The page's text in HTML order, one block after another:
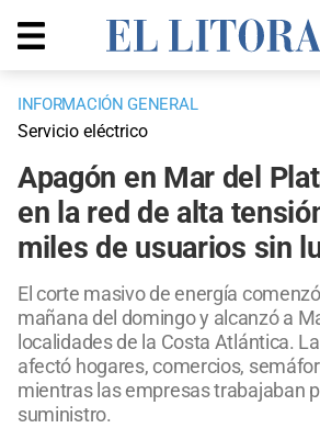
INFORMACIÓN GENERAL
Servicio eléctrico
Apagón en Mar del
en la red de alta
miles de usuarios sin
El corte masivo de energía
mañana del domingo y alcanzó a
localidades de la Costa Atlántica.
afectó hogares, comercios,
mientras las empresas trabajaban
suministro.